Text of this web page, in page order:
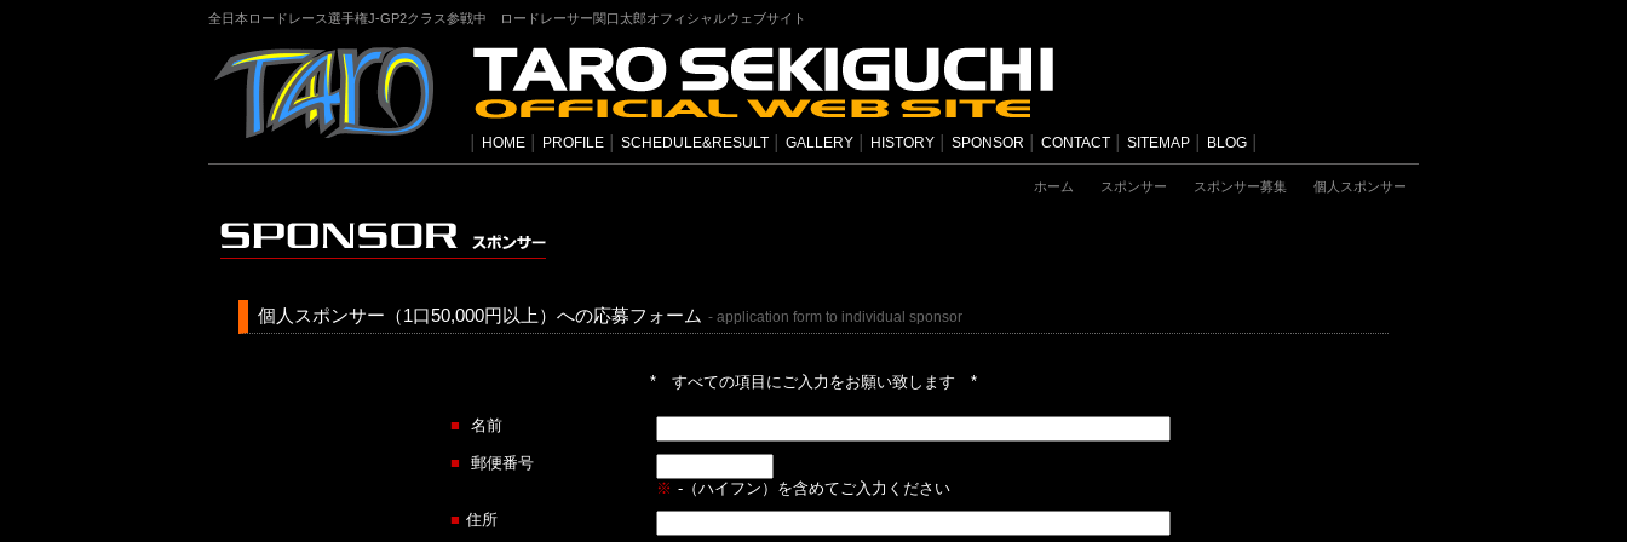
全日本ロードレース選手権J-GP2クラス参戦中 ロードレーサー関口太郎オフィシャルウェブサイト
HOME PROFILE SCHEDULE&RESULT GALLERY HISTORY SPONSOR CONTACT SITEMAP BLOG
個人スポンサー
スポンサー募集
スポンサー
ホーム
個人スポンサー（1口50,000円以上）への応募フォーム - application form to individual sponsor
* すべての項目にご入力をお願い致します *
■ 名前
■
郵便番号
※ -（ハイフン）を含めてご入力ください
■ 住所